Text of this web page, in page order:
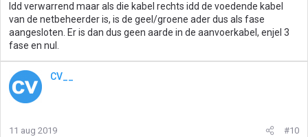
Idd verwarrend maar als die kabel rechts idd de voedende kabel
van de netbeheerder is, is de geel/groene ader dus als fase
aangesloten. Er is dan dus geen aarde in de aanvoerkabel, enjel 3
fase en nul.
CV__
11 aug 2019 #10